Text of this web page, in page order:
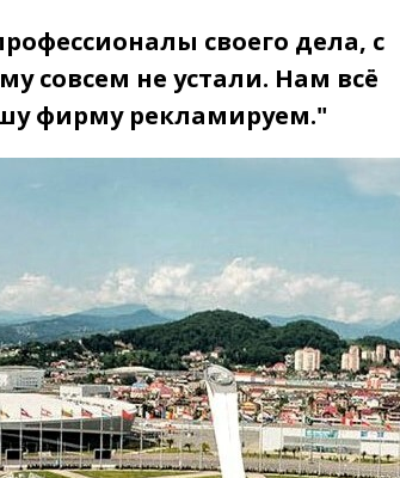
своего дела, с
совсем не устали. Нам всё
фирму рекламируем."